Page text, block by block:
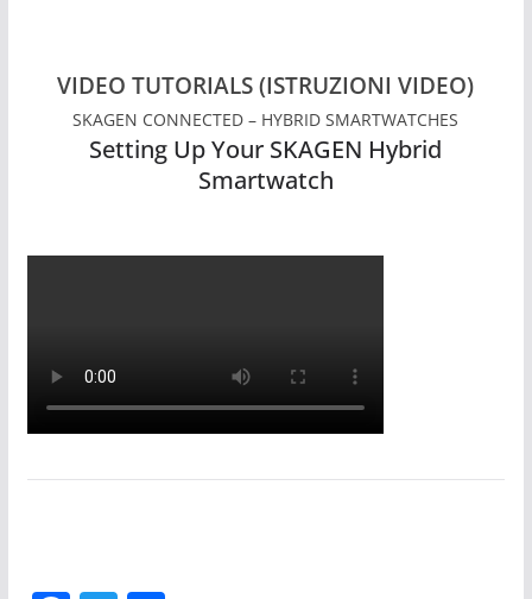
VIDEO TUTORIALS (ISTRUZIONI VIDEO)
SKAGEN CONNECTED – HYBRID SMARTWATCHES
Setting Up Your SKAGEN Hybrid
Smartwatch